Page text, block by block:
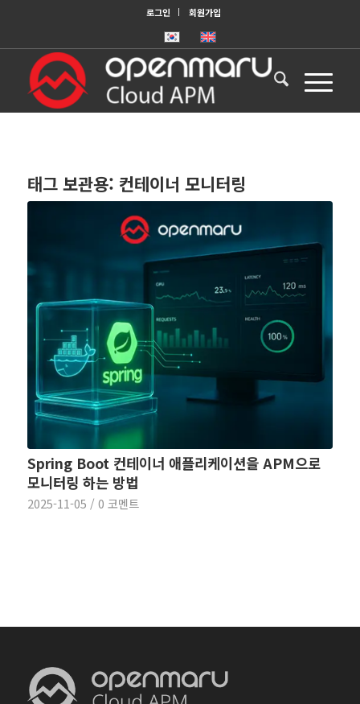
로그인 회원가입
태그 보관용: 컨테이너 모니터링
Spring Boot 컨테이너 애플리케이션을 APM으로
모니터링 하는 방법
2025-11-05 / 0 코멘트